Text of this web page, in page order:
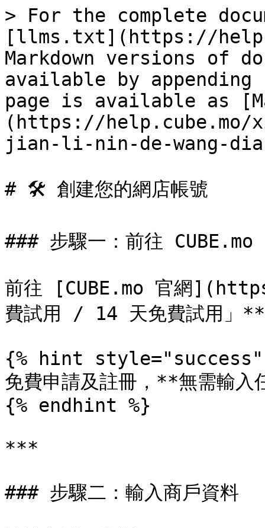
> For the complete
[llms.txt](https://
Markdown versions of
available by
page is available as
(https://help.cube.mo/
jian-li-nin-de-wang-
# 🛠️ 創建您的網店帳號
### 步驟一：前往 CUBE.mo
前往 [CUBE.mo 官網
費試用 / 14 天免費試用」
{% hint style="success"
免費申請及註冊，**無需輸入
{% endhint %}
***
### 步驟二：輸入商戶資料